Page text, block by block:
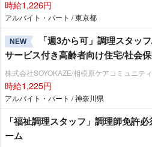
時給1,226円
アルバイト・パート / 東京都
NEW
「週3から可」調理スタッ
サービス付き高齢者向け住宅/社会
株式会社SOYOKAZE/相模原ケアコミュニテ
時給1,225円
アルバイト・パート / 神奈川県
「福祉調理スタッフ」調理師免許
ーム